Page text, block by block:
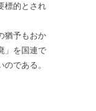
標的とされ
猶予もおか
」を国連で
である。